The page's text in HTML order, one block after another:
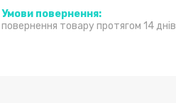
повернення товару протягом 14 днів